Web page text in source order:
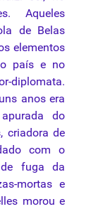
Aqueles
de Belas
elementos
país e no
diplomata.
anos era
apurada do
criadora de
com o
fuga da
mortas e
morou e